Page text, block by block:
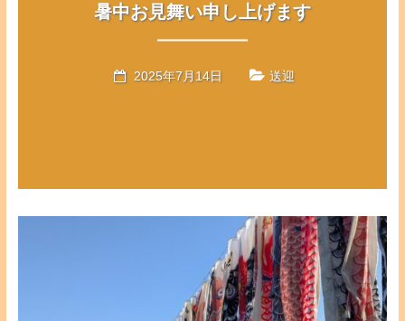
暑中お見舞い申し上げます
2025年7月14日 送迎